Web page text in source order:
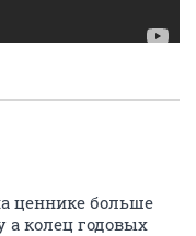
ценнике больше
а колец годовых